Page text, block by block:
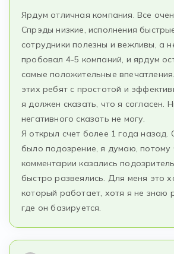
Ярдум отличная компания. Все
Спрэды низкие, исполнения
сотрудники полезны и вежливы, а
пробовал 4-5 компаний, и ярдум
самые положительные
этих ребят с простотой и
я должен сказать, что я согласен.
негативного сказать не могу.
Я открыл счет более 1 года назад.
было подозрение, я думаю, потому
комментарии казались
быстро развеялись. Для меня это
который работает, хотя я не знаю
где он базируется.